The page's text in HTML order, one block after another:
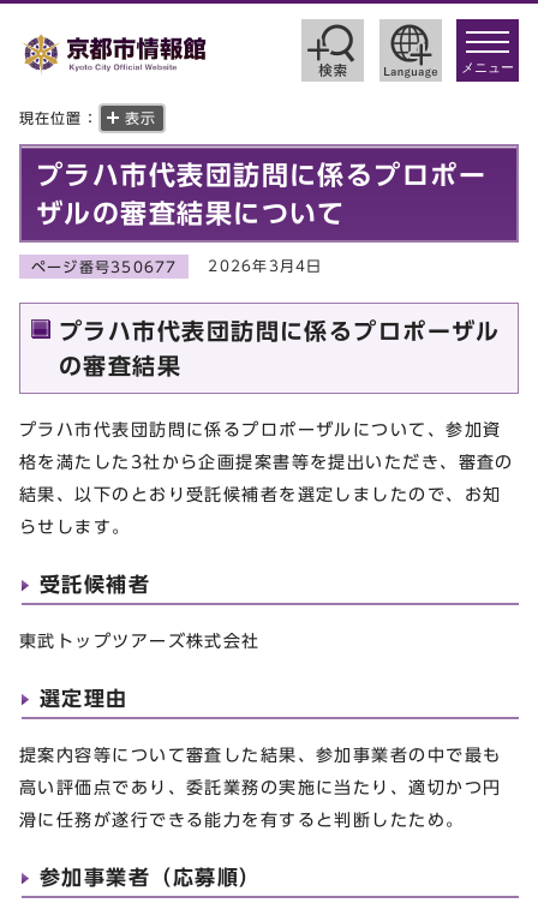
toggle
メニュー
現在位置： 表示
プラハ市代表団訪問に係るプロポー
ザルの審査結果について
ページ番号350677 2026年3月4日
プラハ市代表団訪問に係るプロポーザル
の審査結果
プラハ市代表団訪問に係るプロポーザルについて、参加資
格を満たした3社から企画提案書等を提出いただき、審査の
結果、以下のとおり受託候補者を選定しましたので、お知
らせします。
受託候補者
東武トップツアーズ株式会社
選定理由
提案内容等について審査した結果、参加事業者の中で最も
高い評価点であり、委託業務の実施に当たり、適切かつ円
滑に任務が遂行できる能力を有すると判断したため。
参加事業者（応募順）